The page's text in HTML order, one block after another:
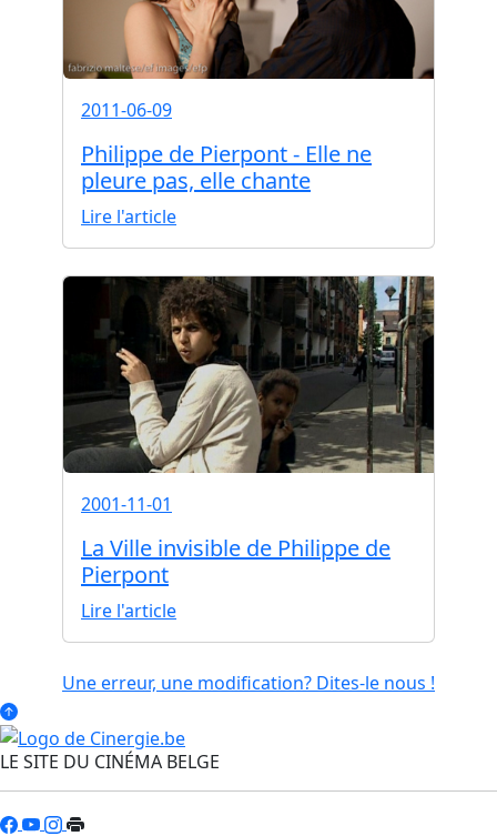
2011-06-09
Philippe de Pierpont - Elle ne
pleure pas, elle chante
Lire l'article
2001-11-01
La Ville invisible de Philippe de
Pierpont
Lire l'article
Une erreur, une modification? Dites-le nous !
LE SITE DU CINÉMA BELGE